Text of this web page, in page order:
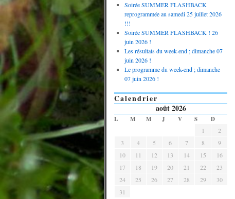
Soirée SUMMER FLASHBACK
reprogrammée au samedi 25 juillet 2026
!!!
Soirée SUMMER FLASHBACK ! 26
juin 2026 !
Les résultats du week-end ; dimanche 07
juin 2026 !
Le programme du week-end ; dimanche
07 juin 2026 !
Calendrier
août 2026
L M M J V S
D
1
2
3
4 5 6 7 8
9
10
11 12 13 14 15
16
17
18 19 20 21 22
23
24
25 26 27 28 29
30
31